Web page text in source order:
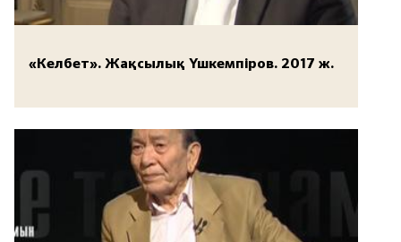
«Келбет». Жақсылық Үшкемпіров. 2017 ж.